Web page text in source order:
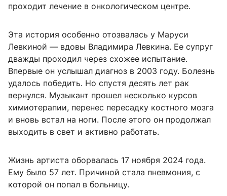
проходит лечение в онкологическом центре.
Эта история особенно отозвалась у Маруси
Левкиной — вдовы Владимира Левкина. Ее супруг
дважды проходил через схожее испытание.
Впервые он услышал диагноз в 2003 году. Болезнь
удалось победить. Но спустя десять лет рак
вернулся. Музыкант прошел несколько курсов
химиотерапии, перенес пересадку костного мозга
и вновь встал на ноги. После этого он продолжал
выходить в свет и активно работать.
Жизнь артиста оборвалась 17 ноября 2024 года.
Ему было 57 лет. Причиной стала пневмония, с
которой он попал в больницу.